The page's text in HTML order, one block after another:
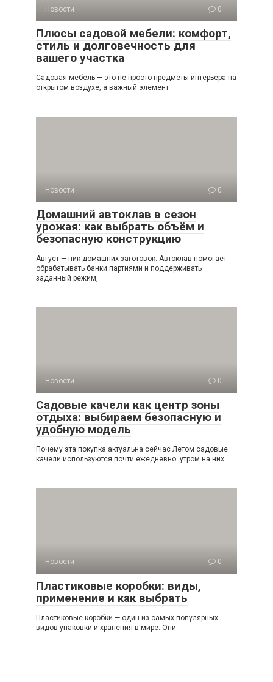
Новости 0
Плюсы садовой мебели: комфорт,
стиль и долговечность для
вашего участка
Садовая мебель — это не просто предметы интерьера на
открытом воздухе, а важный элемент
Новости 0
Домашний автоклав в сезон
урожая: как выбрать объём и
безопасную конструкцию
Август — пик домашних заготовок. Автоклав помогает
обрабатывать банки партиями и поддерживать
заданный режим,
Новости 0
Садовые качели как центр зоны
отдыха: выбираем безопасную и
удобную модель
Почему эта покупка актуальна сейчас Летом садовые
качели используются почти ежедневно: утром на них
Новости 0
Пластиковые коробки: виды,
применение и как выбрать
Пластиковые коробки — один из самых популярных
видов упаковки и хранения в мире. Они